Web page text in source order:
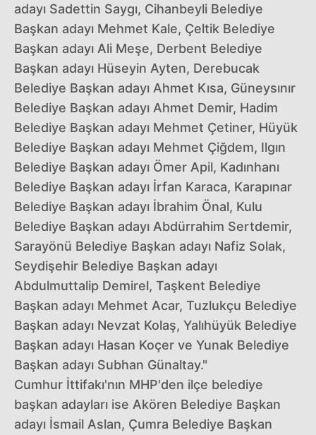
adayı Sadettin Saygı, Cihanbeyli Belediye
Başkan adayı Mehmet Kale, Çeltik Belediye
Başkan adayı Ali Meşe, Derbent Belediye
Başkan adayı Hüseyin Ayten, Derebucak
Belediye Başkan adayı Ahmet Kısa, Güneysınır
Belediye Başkan adayı Ahmet Demir, Hadim
Belediye Başkan adayı Mehmet Çetiner, Hüyük
Belediye Başkan adayı Mehmet Çiğdem, Ilgın
Belediye Başkan adayı Ömer Apil, Kadınhanı
Belediye Başkan adayı İrfan Karaca, Karapınar
Belediye Başkan adayı İbrahim Önal, Kulu
Belediye Başkan adayı Abdürrahim Sertdemir,
Sarayönü Belediye Başkan adayı Nafiz Solak,
Seydişehir Belediye Başkan adayı
Abdulmuttalip Demirel, Taşkent Belediye
Başkan adayı Mehmet Acar, Tuzlukçu Belediye
Başkan adayı Nevzat Kolaş, Yalıhüyük Belediye
Başkan adayı Hasan Koçer ve Yunak Belediye
Başkan adayı Subhan Günaltay."
Cumhur İttifakı'nın MHP'den ilçe belediye
başkan adayları ise Akören Belediye Başkan
adayı İsmail Aslan, Çumra Belediye Başkan